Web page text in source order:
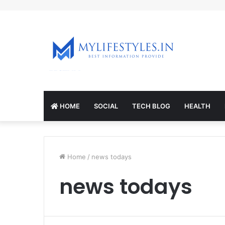
HOME SOCIAL TECH BLOG HEALTH
Home / news todays
news todays